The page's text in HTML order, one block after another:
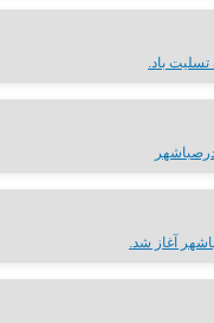
باد.
آغاز شد.